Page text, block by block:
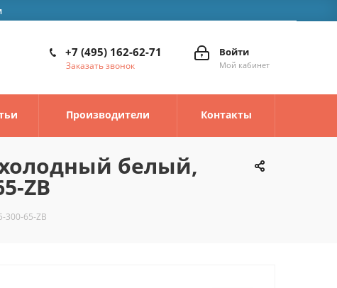
Войти
Мой кабинет
+7 (495) 162-62-71
Заказать звонок
Производители Контакты
холодный белый,
ZB
300-65-ZB